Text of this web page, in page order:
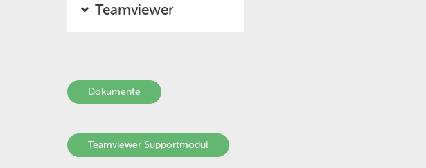
Teamviewer
Dokumente
Teamviewer Supportmodul